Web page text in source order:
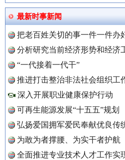
最新时事新闻
把老百姓关切的事一件一件办
分析研究当前经济形势和经济
“一代接着一代干”
推进打击整治非法社会组织工
深入开展职业健康保护行动
可再生能源发展“十五五”规划
弘扬爱国拥军爱民奉献优良传
为敢为者撑腰、为实干者护航
全面推进专业技术人才工作实
中国全
中国公